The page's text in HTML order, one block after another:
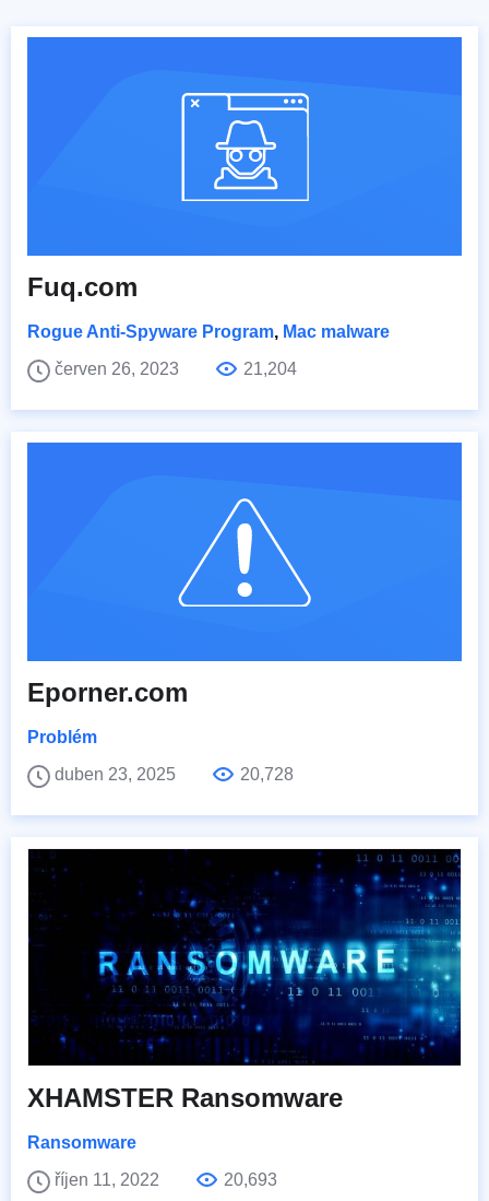
Fuq.com
Rogue Anti-Spyware Program, Mac malware
červen 26, 2023
21,204
Eporner.com
Problém
duben 23, 2025
20,728
XHAMSTER Ransomware
Ransomware
říjen 11, 2022
20,693